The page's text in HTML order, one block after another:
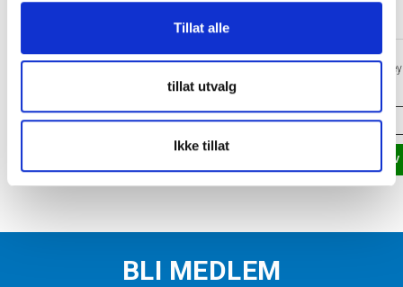
Tillat alle
tillat utvalg
Ikke tillat
HOWIES
VELGSTØRRELSE ▾
Supergard Kalosjer
ONE SIZE
LEGG I HANDLEKURV
BLI MEDLEM